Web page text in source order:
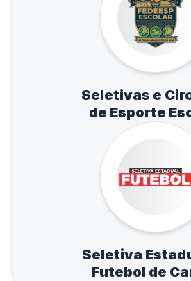
Seletivas e
de Esporte
de
Natação e
Mesa
Seletiva
Futebol de